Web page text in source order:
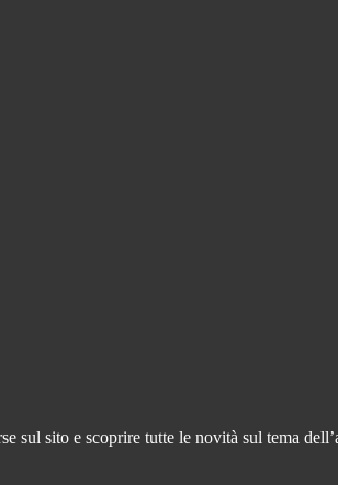
sul sito e scoprire tutte le novità sul tema